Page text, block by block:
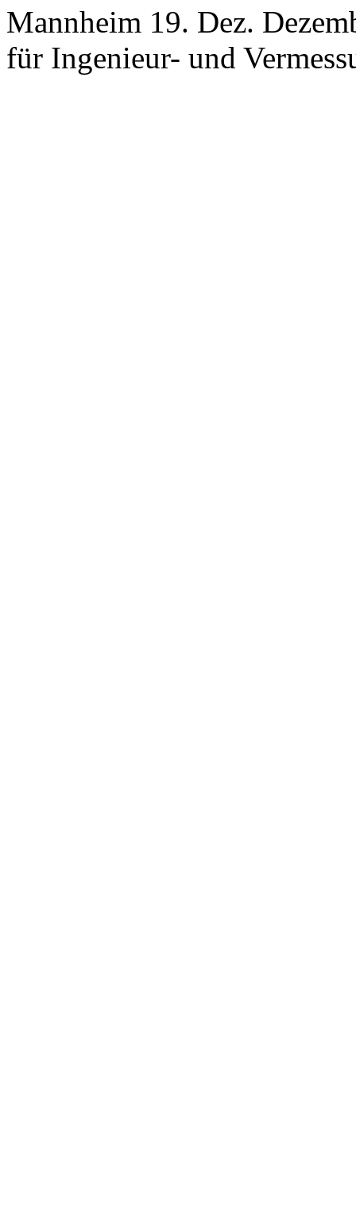
Mannheim 19. Dez.
für Ingenieur- und